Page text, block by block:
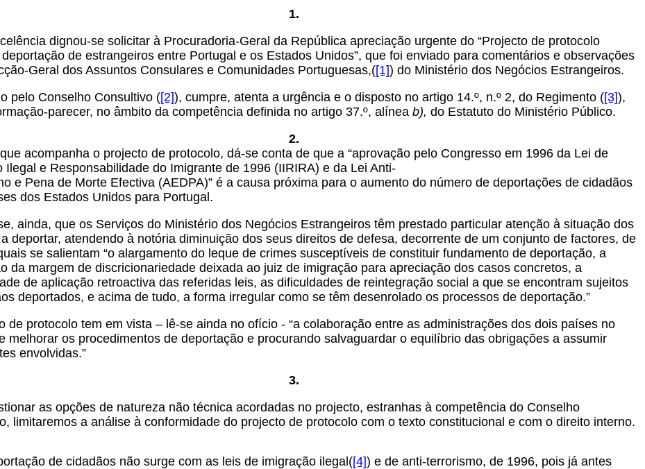
1.
dignou-se solicitar à Procuradoria-Geral da República apreciação urgente do “Projecto de protocolo
de estrangeiros entre Portugal e os Estados Unidos”, que foi enviado para comentários e observações
Geral dos Assuntos Consulares e Comunidades Portuguesas,([1]) do Ministério dos Negócios Estrangeiros.
pelo Conselho Consultivo ([2]), cumpre, atenta a urgência e o disposto no artigo 14.º, n.º 2, do Regimento ([3]),
parecer, no âmbito da competência definida no artigo 37.º, alínea b), do Estatuto do Ministério Público.
2.
acompanha o projecto de protocolo, dá-se conta de que a “aprovação pelo Congresso em 1996 da Lei de
Ilegal e Responsabilidade do Imigrante de 1996 (IIRIRA) e da Lei Anti-
e Pena de Morte Efectiva (AEDPA)” é a causa próxima para o aumento do número de deportações de cidadãos
dos Estados Unidos para Portugal.
ainda, que os Serviços do Ministério dos Negócios Estrangeiros têm prestado particular atenção à situação dos
deportar, atendendo à notória diminuição dos seus direitos de defesa, decorrente de um conjunto de factores, de
se salientam “o alargamento do leque de crimes susceptíveis de constituir fundamento de deportação, a
da margem de discricionariedade deixada ao juiz de imigração para apreciação dos casos concretos, a
de aplicação retroactiva das referidas leis, as dificuldades de reintegração social a que se encontram sujeitos
deportados, e acima de tudo, a forma irregular como se têm desenrolado os processos de deportação.”
de protocolo tem em vista – lê-se ainda no ofício - “a colaboração entre as administrações dos dois países no
melhorar os procedimentos de deportação e procurando salvaguardar o equilíbrio das obrigações a assumir
envolvidas.”
3.
as opções de natureza não técnica acordadas no projecto, estranhas à competência do Conselho
limitaremos a análise à conformidade do projecto de protocolo com o texto constitucional e com o direito interno.
de cidadãos não surge com as leis de imigração ilegal([4]) e de anti-terrorismo, de 1996, pois já antes